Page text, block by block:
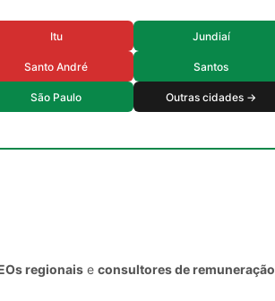
Itu Jundiaí
Santo André Santos
São Paulo Outras cidades →
regionais e consultores de remuneração